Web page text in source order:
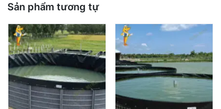
Sản phẩm tương tự